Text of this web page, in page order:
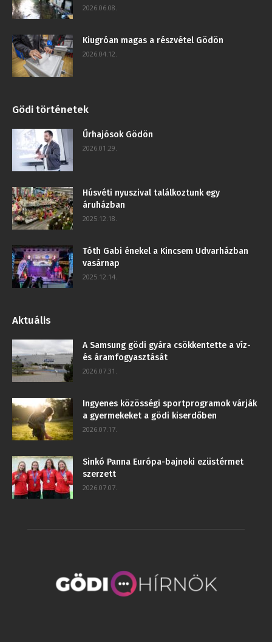
2026.06.08.
Kiugróan magas a részvétel Gödön
2026.04.12.
Gödi történetek
Űrhajósok Gödön
2026.01.29.
Húsvéti nyuszival találkoztunk egy
áruházban
2025.12.18.
Tóth Gabi énekel a Kincsem Udvarházban
vasárnap
2025.12.14.
Aktuális
A Samsung gödi gyára csökkentette a víz-
és áramfogyasztását
2026.07.31.
Ingyenes közösségi sportprogramok várják
a gyermekeket a gödi kiserdőben
2026.07.17.
Sinkó Panna Európa-bajnoki ezüstérmet
szerzett
2026.07.07.